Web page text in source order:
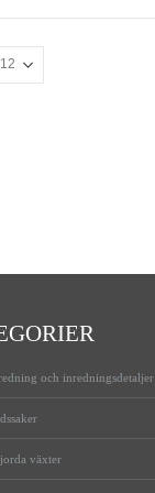
och inredningsdetaljer
växter